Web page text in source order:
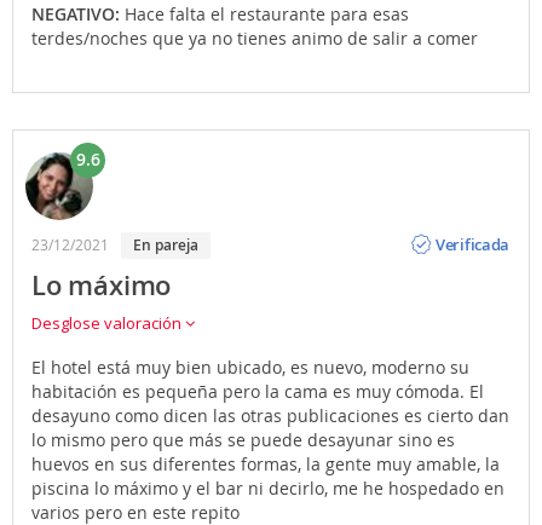
NEGATIVO: Hace falta el restaurante para esas
terdes/noches que ya no tienes animo de salir a comer
9.6
23/12/2021 en pareja
Verificada
Lo máximo
Desglose valoración
El hotel está muy bien ubicado, es nuevo, moderno su
habitación es pequeña pero la cama es muy cómoda. El
desayuno como dicen las otras publicaciones es cierto dan
lo mismo pero que más se puede desayunar sino es
huevos en sus diferentes formas, la gente muy amable, la
piscina lo máximo y el bar ni decirlo, me he hospedado en
varios pero en este repito